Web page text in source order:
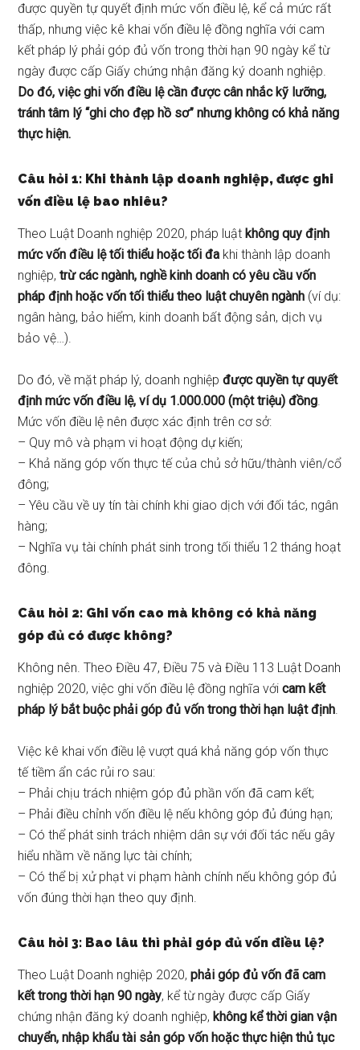
được quyền tự quyết định mức vốn điều lệ, kể cả mức rất
thấp, nhưng việc kê khai vốn điều lệ đồng nghĩa với cam
kết pháp lý phải góp đủ vốn trong thời hạn 90 ngày kể từ
ngày được cấp Giấy chứng nhận đăng ký doanh nghiệp.
Do đó, việc ghi vốn điều lệ cần được cân nhắc kỹ lưỡng,
tránh tâm lý “ghi cho đẹp hồ sơ” nhưng không có khả năng
thực hiện.
Câu hỏi 1: Khi thành lập doanh nghiệp, được ghi
vốn điều lệ bao nhiêu?
Theo Luật Doanh nghiệp 2020, pháp luậtkhông quy định
mức vốn điều lệ tối thiểu hoặc tối đa khi thành lập doanh
nghiệp,trừ các ngành, nghề kinh doanh có yêu cầu vốn
pháp định hoặc vốn tối thiểu theo luật chuyên ngành (ví dụ:
ngân hàng, bảo hiểm, kinh doanh bất động sản, dịch vụ
bảo vệ…).
Do đó, về mặt pháp lý, doanh nghiệpđược quyền tự quyết
định mức vốn điều lệ, ví dụ 1.000.000 (một triệu) đồng.
Mức vốn điều lệ nên được xác định trên cơ sở:
– Quy mô và phạm vi hoạt động dự kiến;
– Khả năng góp vốn thực tế của chủ sở hữu/thành viên/cổ
đông;
– Yêu cầu về uy tín tài chính khi giao dịch với đối tác, ngân
hàng;
– Nghĩa vụ tài chính phát sinh trong tối thiểu 12 tháng hoạt
đông.
Câu hỏi 2: Ghi vốn cao mà không có khả năng
góp đủ có được không?
Không nên. Theo Điều 47, Điều 75 và Điều 113 Luật Doanh
nghiệp 2020, việc ghi vốn điều lệ đồng nghĩa vớicam kết
pháp lý bắt buộc phải góp đủ vốn trong thời hạn luật định.
Việc kê khai vốn điều lệ vượt quá khả năng góp vốn thực
tế tiềm ẩn các rủi ro sau:
– Phải chịu trách nhiệm góp đủ phần vốn đã cam kết;
– Phải điều chỉnh vốn điều lệ nếu không góp đủ đúng hạn;
– Có thể phát sinh trách nhiệm dân sự với đối tác nếu gây
hiểu nhầm về năng lực tài chính;
– Có thể bị xử phạt vi phạm hành chính nếu không góp đủ
vốn đúng thời hạn theo quy định.
Câu hỏi 3: Bao lâu thì phải góp đủ vốn điều lệ?
Theo Luật Doanh nghiệp 2020,phải góp đủ vốn đã cam
kết trong thời hạn 90 ngày, kể từ ngày được cấp Giấy
chứng nhận đăng ký doanh nghiệp,không kể thời gian vận
chuyển, nhập khẩu tài sản góp vốn hoặc thực hiện thủ tục